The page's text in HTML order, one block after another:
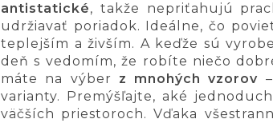
antistatické, takže nepriťahujú
udržiavať poriadok. Ideálne, čo
teplejším a živším. A keďže sú
deň s vedomím, že robíte niečo
máte na výber z mnohých vzorov
varianty. Premýšľajte, aké
väčších priestoroch. Vďaka